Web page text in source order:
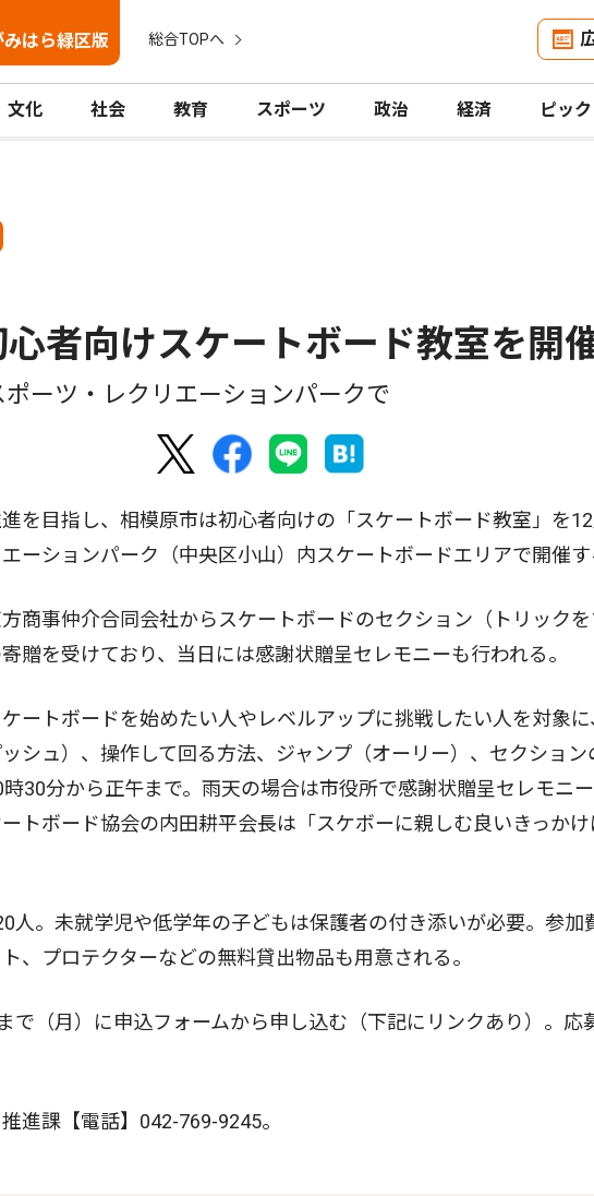
みはら緑区版 総合TOPへ
文化 社会 教育 スポーツ 政治 経済 ピック
者向けスケートボード教室を開
ーツ・レクリエーションパークで
を目指し、相模原市は初心者向けの「スケートボード教室」を
ーションパーク（中央区小山）内スケートボードエリアで開催す
商事仲介合同会社からスケートボードのセクション（トリック
贈を受けており、当日には感謝状贈呈セレモニーも行われる。
ートボードを始めたい人やレベルアップに挑戦したい人を対象に
シュ）、操作して回る方法、ジャンプ（オーリー）、セクショ
30分から正午まで。雨天の場合は市役所で感謝状贈呈セレモニ
トボード協会の内田耕平会長は「スケボーに親しむ良いきっか
。未就学児や低学年の子どもは保護者の付き添いが必要。参加
、プロテクターなどの無料貸出物品も用意される。
（月）に申込フォームから申し込む（下記にリンクあり）。応
進課【電話】042-769-9245。